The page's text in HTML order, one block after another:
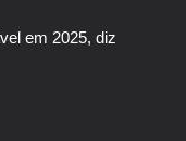
em 2025, diz